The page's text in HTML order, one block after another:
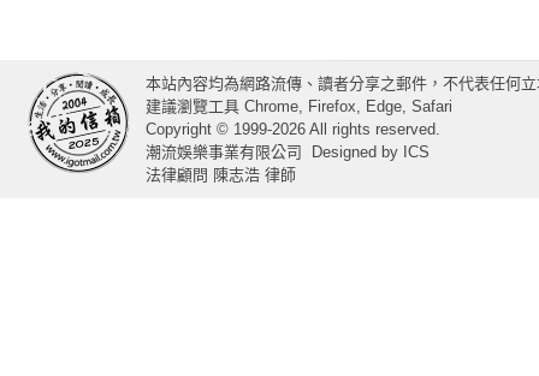
本站內容均為網路流傳、讀者分享之郵件，不代表任何
建議瀏覽工具 Chrome, Firefox, Edge, Safari
Copyright © 1999-2026 All rights reserved.
潮流娛樂事業有限公司
Designed by ICS
法律顧問 陳志浩 律師